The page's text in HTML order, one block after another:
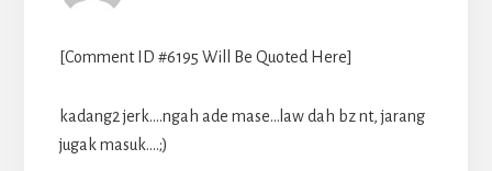
[Comment ID #6195 Will Be Quoted Here]
kadang2 jerk….ngah ade mase…law dah bz nt, jarang
jugak masuk….;)